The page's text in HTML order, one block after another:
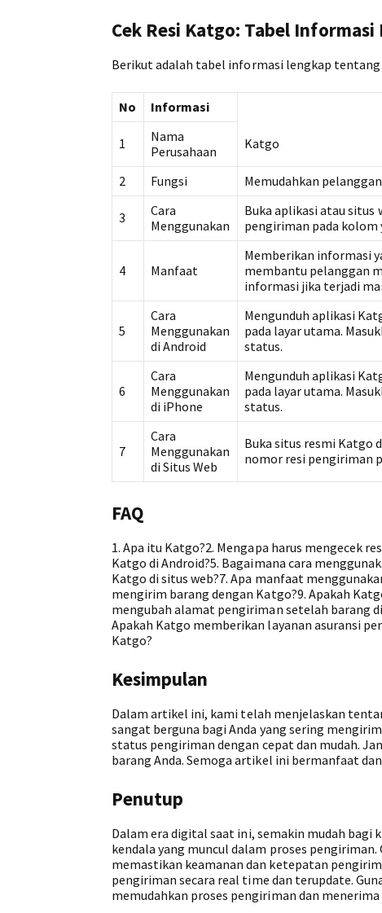
Cek Resi Katgo: Tabel Informasi
Berikut adalah tabel informasi lengkap tentang
No Informasi
1
Nama
Perusahaan
Katgo
2 Fungsi Memudahkan
3
Cara
Menggunakan
Buka aplikasi atau situs
pengiriman pada kolom
4 Manfaat
Memberikan informasi
membantu pelanggan
informasi jika terjadi
5
Cara
Menggunakan
di Android
Mengunduh aplikasi
pada layar utama.
status.
6
Cara
Menggunakan
di iPhone
Mengunduh aplikasi
pada layar utama.
status.
7
Cara
Menggunakan
di Situs Web
Buka situs resmi Katgo
nomor resi pengiriman
FAQ
1. Apa itu Katgo?2. Mengapa harus mengecek
Katgo di Android?5. Bagaimana cara
Katgo di situs web?7. Apa manfaat
mengirim barang dengan Katgo?9. Apakah
mengubah alamat pengiriman setelah barang
Apakah Katgo memberikan layanan asuransi
Katgo?
Kesimpulan
Dalam artikel ini, kami telah menjelaskan
sangat berguna bagi Anda yang sering
status pengiriman dengan cepat dan mudah.
barang Anda. Semoga artikel ini bermanfaat
Penutup
Dalam era digital saat ini, semakin mudah
kendala yang muncul dalam proses
memastikan keamanan dan ketepatan
pengiriman secara real time dan terupdate.
memudahkan proses pengiriman dan